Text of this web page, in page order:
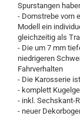
Spurstangen
- Domstrebe vorn
Modell ein
gleichzeitig als
- Die um 7 mm
niedrigeren
Fahrverhalten
- Die Karosserie
- komplett
- inkl. Sechskant-
- neuer